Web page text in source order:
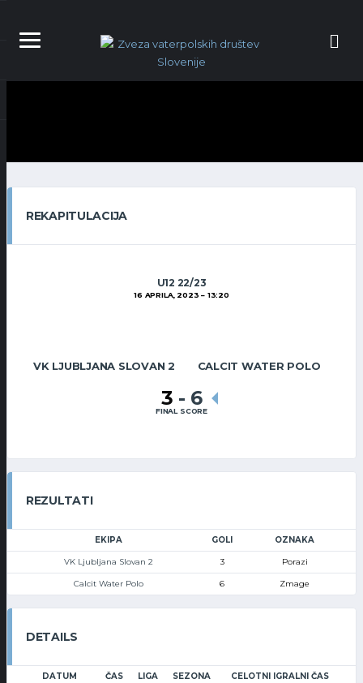
REKAPITULACIJA
U12 22/23
16 APRILA, 2023 13:20
VK LJUBLJANA SLOVAN 2 CALCIT WATER POLO
3 - 6
FINAL SCORE
REZULTATI
EKIPA GOLI OZNAKA
VK Ljubljana Slovan 2 3 Porazi
Calcit Water Polo 6 Zmage
DETAILS
DATUM ČAS LIGA SEZONA CELOTNI IGRALNI ČAS